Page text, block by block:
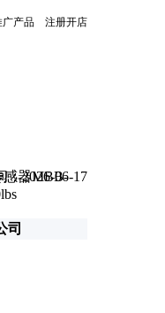
广产品 注册开店
：2026-06-17
司